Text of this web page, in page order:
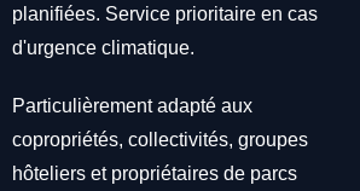
planifiées. Service prioritaire en cas
d'urgence climatique.
Particulièrement adapté aux
copropriétés, collectivités, groupes
hôteliers et propriétaires de parcs